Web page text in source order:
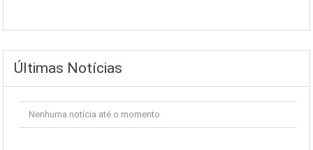
Últimas Notícias
Nenhuma notícia até o momento